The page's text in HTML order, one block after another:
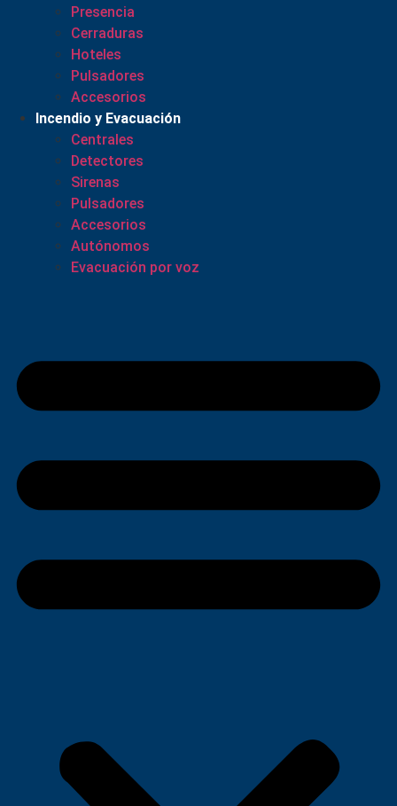
Presencia
Cerraduras
Hoteles
Pulsadores
Accesorios
Incendio y Evacuación
Centrales
Detectores
Sirenas
Pulsadores
Accesorios
Autónomos
Evacuación por voz